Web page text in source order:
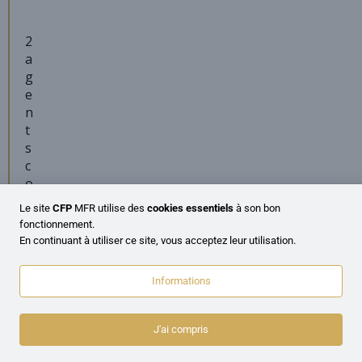
2
a
g
e
n
t
s
c
o
m
u
a
n
Le site CFP MFR utilise des cookies essentiels à son bon
fonctionnement.
En continuant à utiliser ce site, vous acceptez leur utilisation.
Informations
J'ai compris